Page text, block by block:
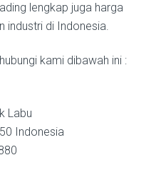
lengkap juga harga
industri di Indonesia.
kami dibawah ini :
Labu
Indonesia